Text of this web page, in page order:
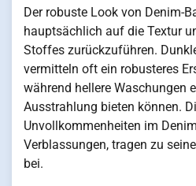
Der robuste Look von Denim-
hauptsächlich auf die Textur
Stoffes zurückzuführen.
vermitteln oft ein robusteres
während hellere Waschungen
Ausstrahlung bieten können.
Unvollkommenheiten im
Verblassungen, tragen zu
bei.